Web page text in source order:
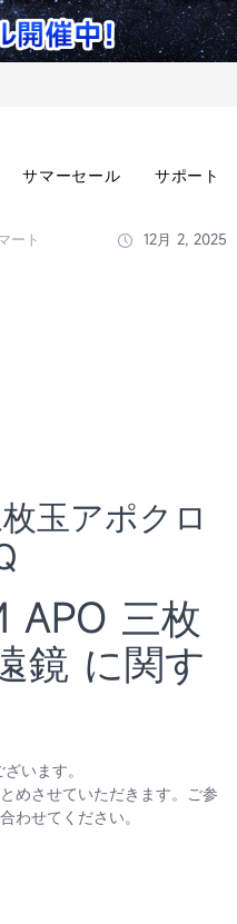
サマーセール サポート
ート 12月 2, 2025
玉アポクロ
三枚
鏡 に関す
います。
めさせていただきます。ご参
わせてください。